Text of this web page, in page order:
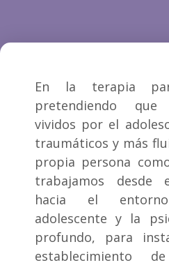
En la terapia
pretendiendo
vividos por el
traumáticos y más
propia persona
trabajamos desde
hacia el
adolescente y la
profundo, para
establecimiento